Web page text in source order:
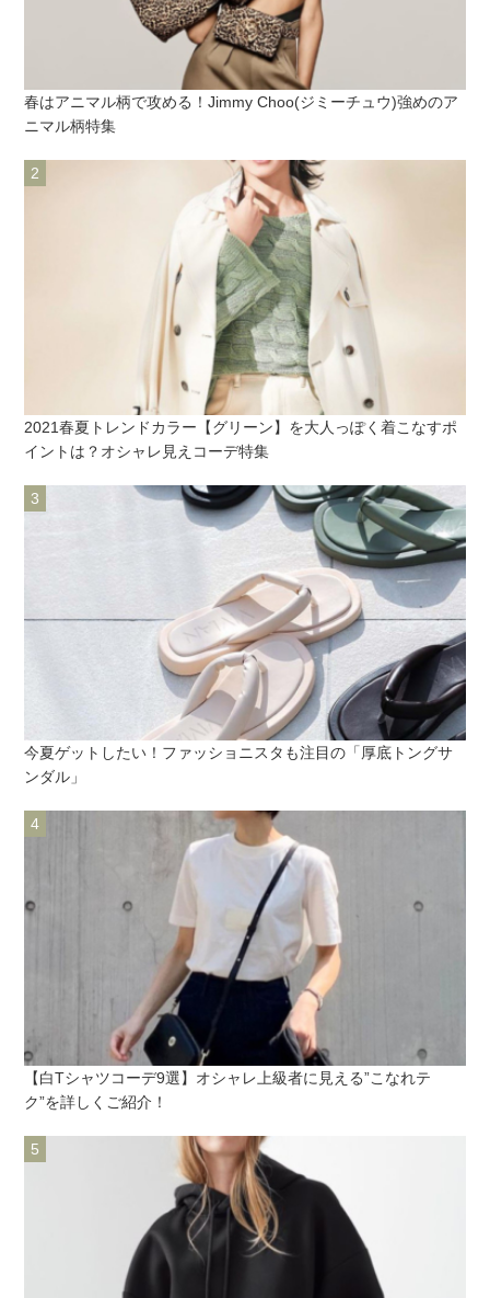
春はアニマル柄で攻める！Jimmy Choo(ジミーチュウ)強めのア
ニマル柄特集
2021春夏トレンドカラー【グリーン】を大人っぽく着こなすポ
イントは？オシャレ見えコーデ特集
今夏ゲットしたい！ファッショニスタも注目の「厚底トングサ
ンダル」
【白Tシャツコーデ9選】オシャレ上級者に見える”こなれテ
ク”を詳しくご紹介！